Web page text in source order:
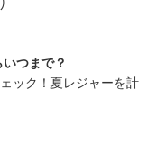
つまで？
ック！夏レジャーを計